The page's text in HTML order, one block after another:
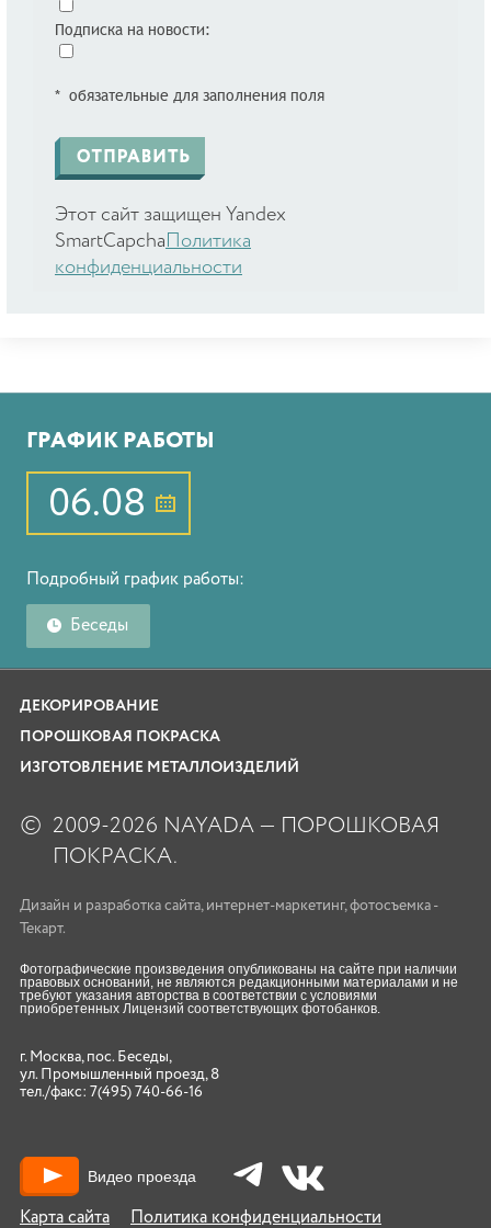
Подписка на новости:
* обязательные для заполнения поля
Этот сайт защищен Yandex
SmartCapcha Политика
конфиденциальности
ГРАФИК РАБОТЫ
06.08
Подробный график работы:
Беседы
ДЕКОРИРОВАНИЕ
ПОРОШКОВАЯ ПОКРАСКА
ИЗГОТОВЛЕНИЕ МЕТАЛЛОИЗДЕЛИЙ
© 2009-2026 NAYADA — ПОРОШКОВАЯ
ПОКРАСКА.
Дизайн и разработка сайта, интернет-маркетинг,фотосъемка -
Текарт.
Фотографические произведения опубликованы на сайте при наличии
правовых оснований, не являются редакционными материалами и не
требуют указания авторства в соответствии с условиями
приобретенных Лицензий соответствующих фотобанков.
г. Москва, пос. Беседы,
ул. Промышленный проезд, 8
тел./факс: 7(495) 740-66-16
Карта сайта Политика конфиденциальности
Видео проезда